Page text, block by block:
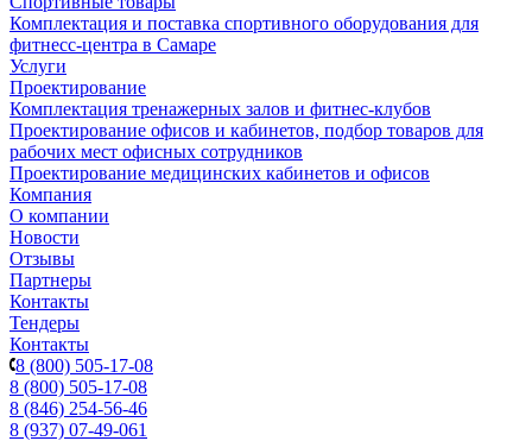
Комплектация и поставка спортивного оборудования для
фитнесс-центра в Самаре
Услуги
Проектирование
Комплектация тренажерных залов и фитнес-клубов
Проектирование офисов и кабинетов, подбор товаров для
рабочих мест офисных сотрудников
Проектирование медицинских кабинетов и офисов
Компания
О компании
Новости
Отзывы
Партнеры
Контакты
Тендеры
Контакты
8 (800) 505-17-08
8 (800) 505-17-08
8 (846) 254-56-46
8 (937) 07-49-061